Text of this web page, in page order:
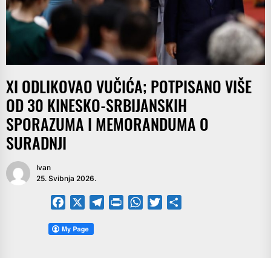
XI ODLIKOVAO VUČIĆA; POTPISANO VIŠE
OD 30 KINESKO-SRBIJANSKIH
SPORAZUMA I MEMORANDUMA O
SURADNJI
Ivan
25. Svibnja 2026.
Facebook TelegramPrintFriendly
WhatsApp
Twitter